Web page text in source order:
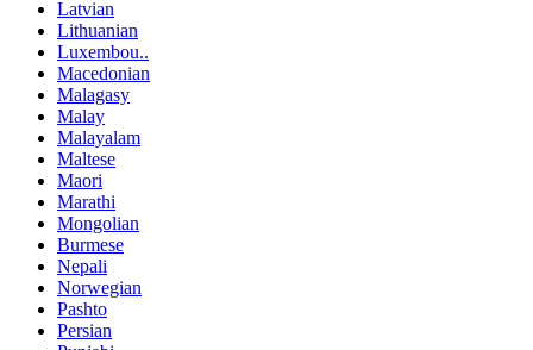
Latvian
Lithuanian
Luxembou..
Macedonian
Malagasy
Malay
Malayalam
Maltese
Maori
Marathi
Mongolian
Burmese
Nepali
Norwegian
Pashto
Persian